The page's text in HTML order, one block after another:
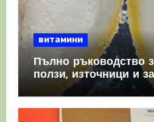
витамини
Пълно ръководство
ползи, източници и
имунната система